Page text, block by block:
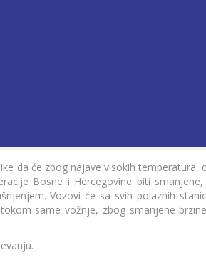
da će zbog najave visokih temperatura,
Bosne i Hercegovine biti
Vozovi će sa svih polaznih
same vožnje, zbog smanjene